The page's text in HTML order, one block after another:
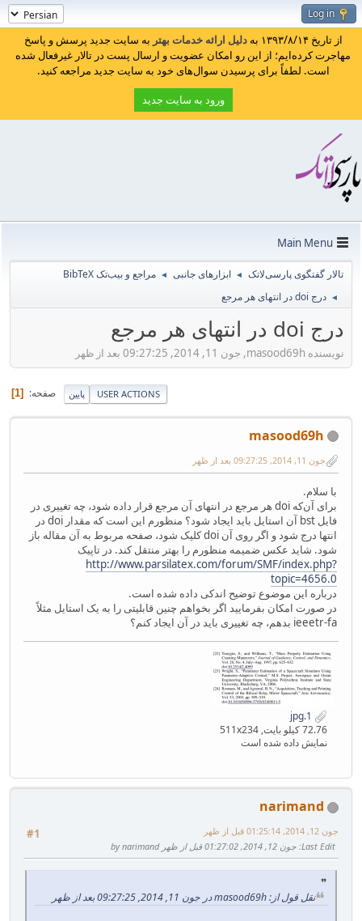
Log in
از تاریخ ۱۳۹۳/۸/۱۴ به دلیل ارائه خدمات بهتر به سایت جدید پرسش و پاسخ
مهاجرت کرده‌ایم؛ از این رو امکان عضویت و ارسال پست در تالار غیرفعال شده
است. لطفاً برای پرسیدن سوال‌های خود به سایت جدید مراجعه کنید.
ورود به سایت جدید
Main Menu
تالار گفتگوی پارسی‌لاتک ◄ ابزارهای جانبی ◄ مراجع و بیب‌تک BibTeX
◄ درج doi در انتهای هر مرجع
درج doi در انتهای هر مرجع
نویسنده masood69h, جون 11, 2014, 09:27:25 بعد از ظهر
پایین صفحه 1 USER ACTIONS
masood69h
جون 11, 2014, 09:27:25 بعد از ظهر
با سلام.
برای آن‌که doi هر مرجع در انتهای آن مرجع قرار داده شود، چه تغییری در
فایل bst آن استایل باید ایجاد شود؟ منظورم این است که مقدار doi در
انتها درج شود و اگر روی آن doi کلیک شود، صفحه مربوط به آن مقاله باز
شود. شاید عکس ضمیمه منظورم را بهتر منتقل کند. در تاپیک
http://www.parsilatex.com/forum/SMF/index.php?
topic=4656.0
درباره این موضوع توضیح اندکی داده شده است.
در صورت امکان بفرمایید اگر بخواهم چنین قابلیتی را به یک استایل مثلاً
ieeetr-fa بدهم، چه تغییری باید در آن ایجاد کنم؟
72.76 کیلو بایت, 511x234
نمایش داده شده است
narimand
#1
جون 12, 2014, 01:25:14 قبل از ظهر
Last Edit: جون 12, 2014, 01:27:02 قبل از ظهر by narimand
نقل قول از: masood69h در جون 11, 2014, 09:27:25 بعد از ظهر